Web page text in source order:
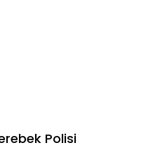
Polisi